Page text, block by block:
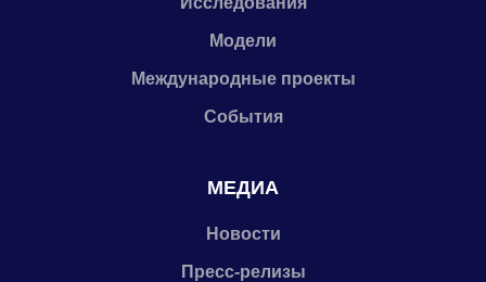
Модели
Международные проекты
События
МЕДИА
Новости
Пресс-релизы